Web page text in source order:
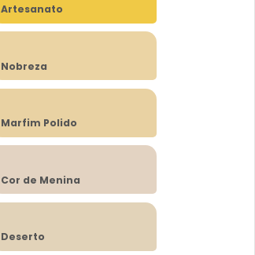
Artesanato
Nobreza
Marfim Polido
Cor de Menina
Deserto